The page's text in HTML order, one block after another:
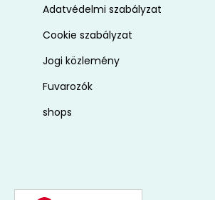
Adatvédelmi szabályzat
Cookie szabályzat
Jogi közlemény
Fuvarozók
shops